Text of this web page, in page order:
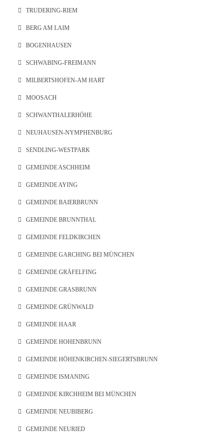
TRUDERING-RIEM
BERG AM LAIM
BOGENHAUSEN
SCHWABING-FREIMANN
MILBERTSHOFEN-AM HART
MOOSACH
SCHWANTHALERHÖHE
NEUHAUSEN-NYMPHENBURG
SENDLING-WESTPARK
GEMEINDE ASCHHEIM
GEMEINDE AYING
GEMEINDE BAIERBRUNN
GEMEINDE BRUNNTHAL
GEMEINDE FELDKIRCHEN
GEMEINDE GARCHING BEI MÜNCHEN
GEMEINDE GRÄFELFING
GEMEINDE GRASBRUNN
GEMEINDE GRÜNWALD
GEMEINDE HAAR
GEMEINDE HOHENBRUNN
GEMEINDE HÖHENKIRCHEN-SIEGERTSBRUNN
GEMEINDE ISMANING
GEMEINDE KIRCHHEIM BEI MÜNCHEN
GEMEINDE NEUBIBERG
GEMEINDE NEURIED